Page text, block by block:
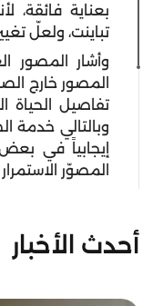
بعناية فائقة،
تباينت، ولعلّ
وأشار المصور
المصور خارج
تفاصيل الحياة
وبالتالي خدمة
إيجابياً في
المصوّر
أحدث الأخبار